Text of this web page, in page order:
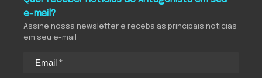
e-mail?
Assine nossa newsletter e receba as principais notícias
em seu e-mail